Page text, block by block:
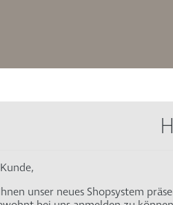
unser neues Shopsystem